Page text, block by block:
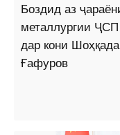
Боздид аз
металлургии
дар кони
Ғафуров